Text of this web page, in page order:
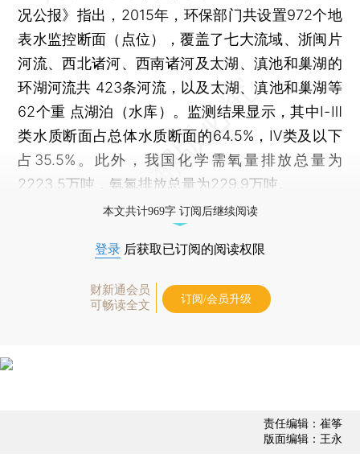
况公报》指出，2015年，环保部门共设置972个地
表水监控断面（点位），覆盖了七大流域、浙闽片
河流、西北诸河、西南诸河及太湖、滇池和巢湖的
环湖河流共 423条河流，以及太湖、滇池和巢湖等
62个重 点湖泊（水库）。监测结果显示，其中Ⅰ-Ⅲ
类水质断面占总体水质断面的64.5%，Ⅳ类及以下
占35.5%。此外，我国化学需氧量排放总量为
2223.5万吨，氨氮排放总量为229.9万吨。
本文共计969字 订阅后继续阅读
登录 后获取已订阅的阅读权限
财新通会员
可畅读全文
订阅/会员升级
责任编辑：崔筝
版面编辑：王永